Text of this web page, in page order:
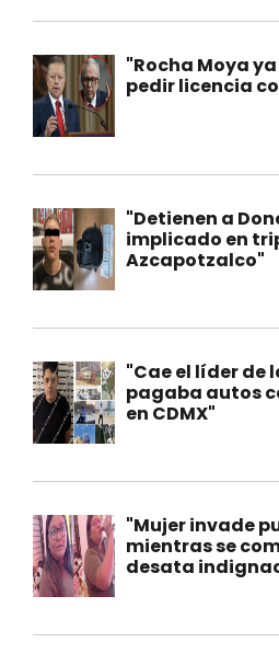
"Rocha Moya
pedir licencia
"Detienen a
implicado en
Azcapotzalco"
"Cae el líder de
pagaba autos
en CDMX"
"Mujer invade
mientras se
desata